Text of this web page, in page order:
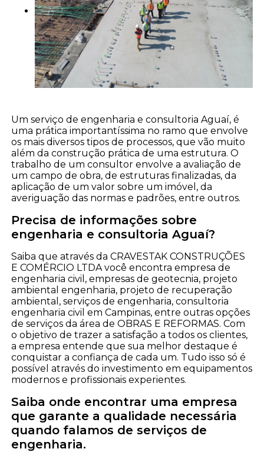
Um serviço de engenharia e consultoria Aguaí, é
uma prática importantíssima no ramo que envolve
os mais diversos tipos de processos, que vão muito
além da construção prática de uma estrutura. O
trabalho de um consultor envolve a avaliação de
um campo de obra, de estruturas finalizadas, da
aplicação de um valor sobre um imóvel, da
averiguação das normas e padrões, entre outros.
Precisa de informações sobre
engenharia e consultoria Aguaí?
Saiba que através da CRAVESTAK CONSTRUÇÕES
E COMÉRCIO LTDA você encontra empresa de
engenharia civil, empresas de geotecnia, projeto
ambiental engenharia, projeto de recuperação
ambiental, serviços de engenharia, consultoria
engenharia civil em Campinas, entre outras opções
de serviços da área de OBRAS E REFORMAS. Com
o objetivo de trazer a satisfação a todos os clientes,
a empresa entende que sua melhor destaque é
conquistar a confiança de cada um. Tudo isso só é
possível através do investimento em equipamentos
modernos e profissionais experientes.
Saiba onde encontrar uma empresa
que garante a qualidade necessária
quando falamos de serviços de
engenharia.